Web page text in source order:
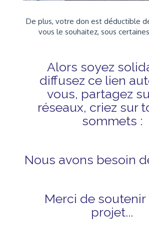
De plus, votre don est déductible
vous le souhaitez, sous
Alors soyez
diffusez ce lien
vous, partagez
réseaux, criez sur
sommets :
Nous avons besoin
Merci de
projet...